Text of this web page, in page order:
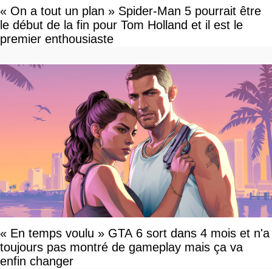
« On a tout un plan » Spider-Man 5 pourrait être
le début de la fin pour Tom Holland et il est le
premier enthousiaste
« En temps voulu » GTA 6 sort dans 4 mois et n'a
toujours pas montré de gameplay mais ça va
enfin changer